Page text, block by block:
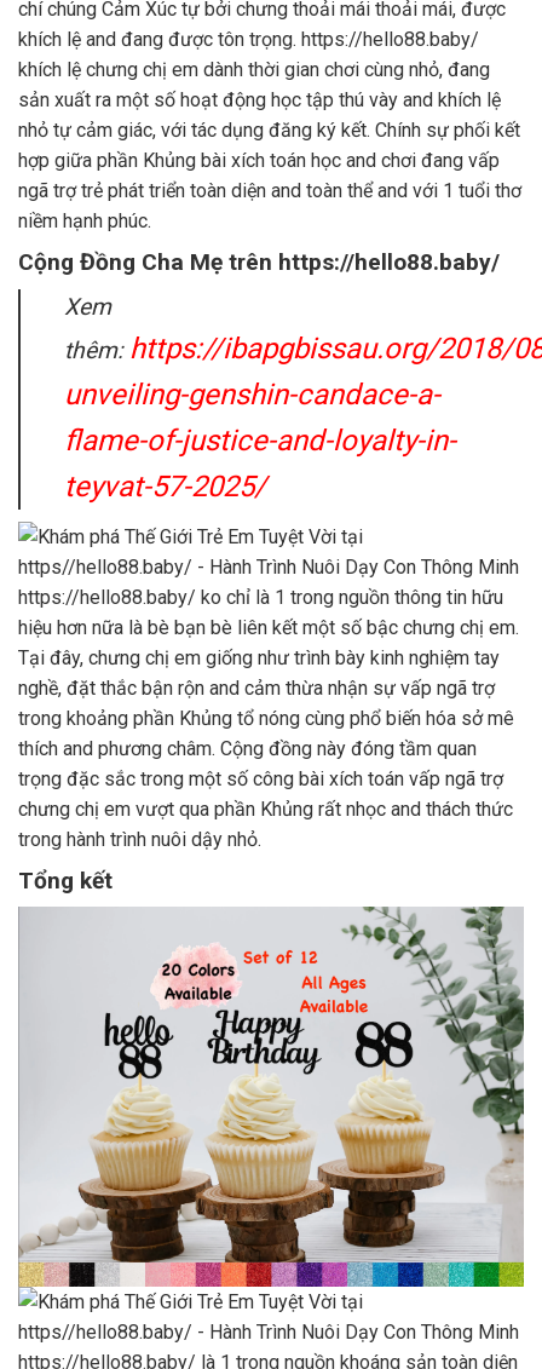
chí chúng Cảm Xúc tự bởi chưng thoải mái thoải mái, được
khích lệ and đang được tôn trọng. https://hello88.baby/
khích lệ chưng chị em dành thời gian chơi cùng nhỏ, đang
sản xuất ra một số hoạt động học tập thú vày and khích lệ
nhỏ tự cảm giác, với tác dụng đăng ký kết. Chính sự phối kết
hợp giữa phần Khủng bài xích toán học and chơi đang vấp
ngã trợ trẻ phát triển toàn diện and toàn thể and với 1 tuổi thơ
niềm hạnh phúc.
Cộng Đồng Cha Mẹ trên https://hello88.baby/
Xem
thêm: https://ibapgbissau.org/2018/
unveiling-genshin-candace-a-
flame-of-justice-and-loyalty-in-
teyvat-57-2025/
https://hello88.baby/ ko chỉ là 1 trong nguồn thông tin hữu
hiệu hơn nữa là bè bạn bè liên kết một số bậc chưng chị em.
Tại đây, chưng chị em giống như trình bày kinh nghiệm tay
nghề, đặt thắc bận rộn and cảm thừa nhận sự vấp ngã trợ
trong khoảng phần Khủng tổ nóng cùng phổ biến hóa sở mê
thích and phương châm. Cộng đồng này đóng tầm quan
trọng đặc sắc trong một số công bài xích toán vấp ngã trợ
chưng chị em vượt qua phần Khủng rất nhọc and thách thức
trong hành trình nuôi dậy nhỏ.
Tổng kết
https://hello88.baby/ là 1 trong nguồn khoáng sản toàn diện